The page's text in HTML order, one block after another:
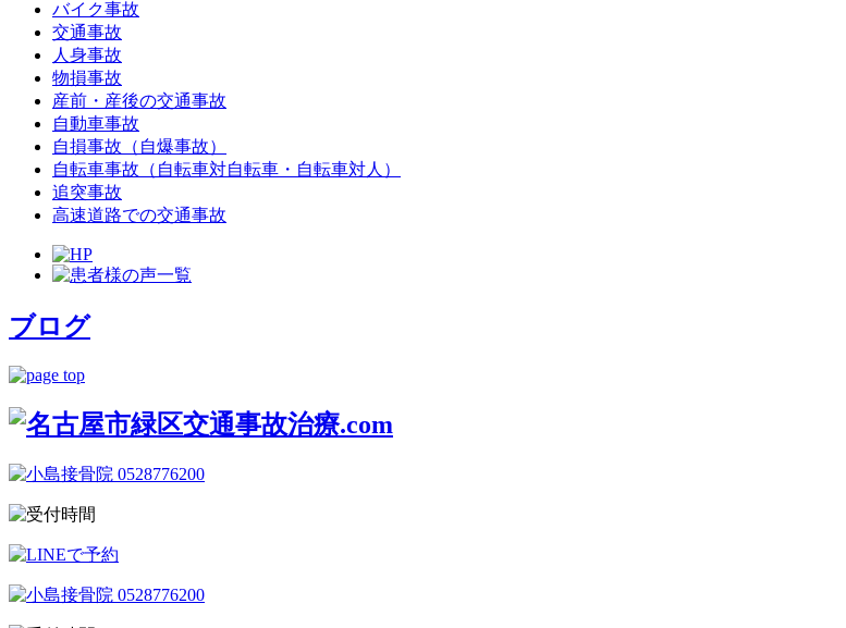
バイク事故
交通事故
人身事故
物損事故
産前・産後の交通事故
自動車事故
自損事故（自爆事故）
自転車事故（自転車対自転車・自転車対人）
追突事故
高速道路での交通事故
ブログ